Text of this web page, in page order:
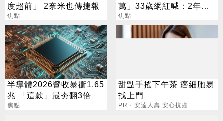
度超前」 2奈米也傳捷報
焦點
萬」33歲網紅喊：2年內
要退休
焦點
半導體2026營收暴衝1.65
兆 「這款」最夯翻3倍
焦點
甜點手搖下午茶 癌細胞易
找上門
PR・安達人壽 安心抗癌